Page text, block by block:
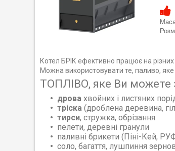
Котел БРІК ефективно працює на
Можна використовувати те, паливо,
ТОПЛІВО, яке Ви можете
дрова хвойних і листяних
тріска (дроблена деревина,
тирси, стружка, обрізання
пелети, деревні гранули
паливні брикети (Піні-Кей,
соло, багаття, лушпиння